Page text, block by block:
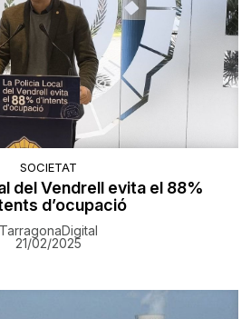
SOCIETAT
del Vendrell evita el 88%
d’ocupació
TarragonaDigital
21/02/2025